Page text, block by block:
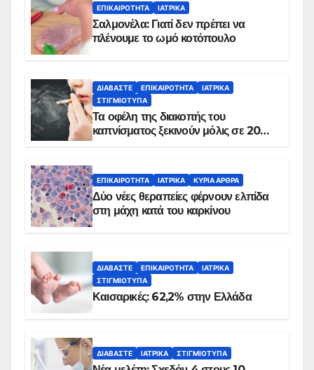
ΕΠΙΚΑΙΡΌΤΗΤΑ ΙΑΤΡΙΚΆ
Σαλμονέλα: Γιατί δεν πρέπει να
πλένουμε το ωμό κοτόπουλο
ΔΙΑΒΆΣΤΕ ΕΠΙΚΑΙΡΌΤΗΤΑ
ΙΑΤΡΙΚΆ
ΣΤΙΓΜΙΌΤΥΠΑ
Τα οφέλη της διακοπής του
καπνίσματος ξεκινούν μόλις σε 20
ΕΠΙΚΑΙΡΌΤΗΤΑ ΙΑΤΡΙΚΆ ΚΥΡΙΑ ΑΡΘΡΑ
Δύο νέες θεραπείες φέρνουν ελπίδα
στη μάχη κατά του καρκίνου
ΔΙΑΒΆΣΤΕ ΕΠΙΚΑΙΡΌΤΗΤΑ
ΙΑΤΡΙΚΆ
ΣΤΙΓΜΙΌΤΥΠΑ
Καισαρικές: 62,2% στην Ελλάδα
ΔΙΑΒΆΣΤΕ ΙΑΤΡΙΚΆ ΣΤΙΓΜΙΌΤΥΠΑ